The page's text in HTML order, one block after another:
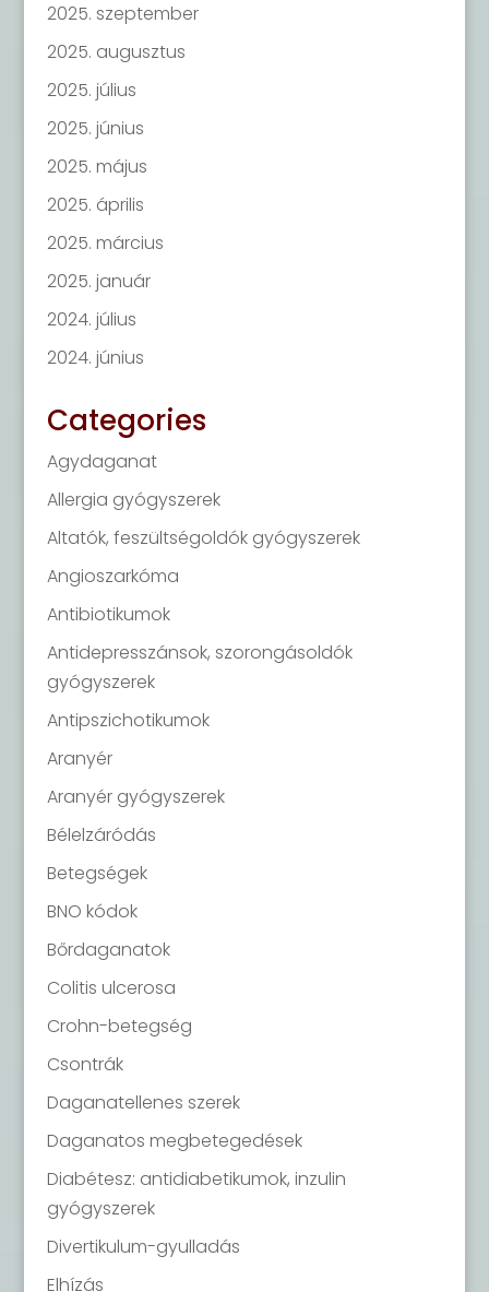
2025. szeptember
2025. augusztus
2025. július
2025. június
2025. május
2025. április
2025. március
2025. január
2024. július
2024. június
Categories
Agydaganat
Allergia gyógyszerek
Altatók, feszültségoldók gyógyszerek
Angioszarkóma
Antibiotikumok
Antidepresszánsok, szorongásoldók
gyógyszerek
Antipszichotikumok
Aranyér
Aranyér gyógyszerek
Bélelzáródás
Betegségek
BNO kódok
Bőrdaganatok
Colitis ulcerosa
Crohn-betegség
Csontrák
Daganatellenes szerek
Daganatos megbetegedések
Diabétesz: antidiabetikumok, inzulin
gyógyszerek
Divertikulum-gyulladás
Elhízás